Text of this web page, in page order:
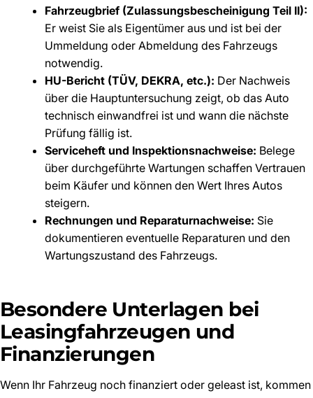
Fahrzeugbrief (Zulassungsbescheinigung Teil II):
Er weist Sie als Eigentümer aus und ist bei der
Ummeldung oder Abmeldung des Fahrzeugs
notwendig.
HU-Bericht (TÜV, DEKRA, etc.): Der Nachweis
über die Hauptuntersuchung zeigt, ob das Auto
technisch einwandfrei ist und wann die nächste
Prüfung fällig ist.
Serviceheft und Inspektionsnachweise: Belege
über durchgeführte Wartungen schaffen Vertrauen
beim Käufer und können den Wert Ihres Autos
steigern.
Rechnungen und Reparaturnachweise: Sie
dokumentieren eventuelle Reparaturen und den
Wartungszustand des Fahrzeugs.
Besondere Unterlagen bei
Leasingfahrzeugen und
Finanzierungen
Wenn Ihr Fahrzeug noch finanziert oder geleast ist, kommen